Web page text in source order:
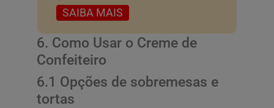
SAIBA MAIS
6. Como Usar o Creme de
Confeiteiro
6.1 Opções de sobremesas e
tortas